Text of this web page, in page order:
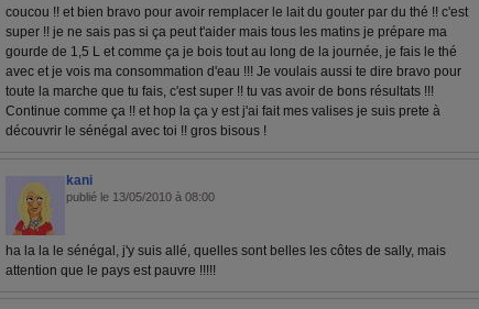
coucou !! et bien bravo pour avoir remplacer le lait du gouter par du thé !! c'est
super !! je ne sais pas si ça peut t'aider mais tous les matins je prépare ma
gourde de 1,5 L et comme ça je bois tout au long de la journée, je fais le thé
avec et je vois ma consommation d'eau !!! Je voulais aussi te dire bravo pour
toute la marche que tu fais, c'est super !! tu vas avoir de bons résultats !!!
Continue comme ça !! et hop la ça y est j'ai fait mes valises je suis prete à
découvrir le sénégal avec toi !! gros bisous !
kani
publié le 13/05/2010 à 08:00
ha la la le sénégal, j'y suis allé, quelles sont belles les côtes de sally, mais
attention que le pays est pauvre !!!!!